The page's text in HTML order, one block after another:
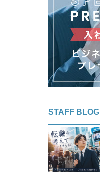
STAFF BLOG